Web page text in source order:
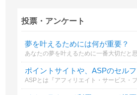
投票・アンケート
夢を叶えるためには何が重要？